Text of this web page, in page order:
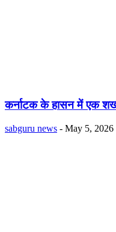
कर्नाटक के हासन में एक
sabguru news - May 5, 2026